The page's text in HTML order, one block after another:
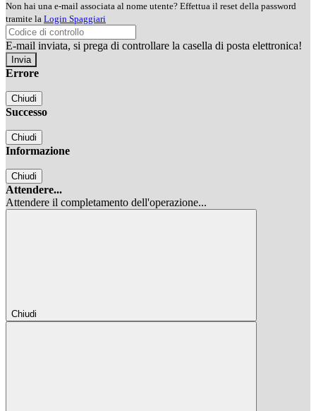
Non hai una e-mail associata al nome utente? Effettua il reset della password
tramite la Login Spaggiari
E-mail inviata, si prega di controllare la casella di posta elettronica!
Errore
Chiudi
Successo
Chiudi
Informazione
Chiudi
Attendere...
Attendere il completamento dell'operazione...
Chiudi